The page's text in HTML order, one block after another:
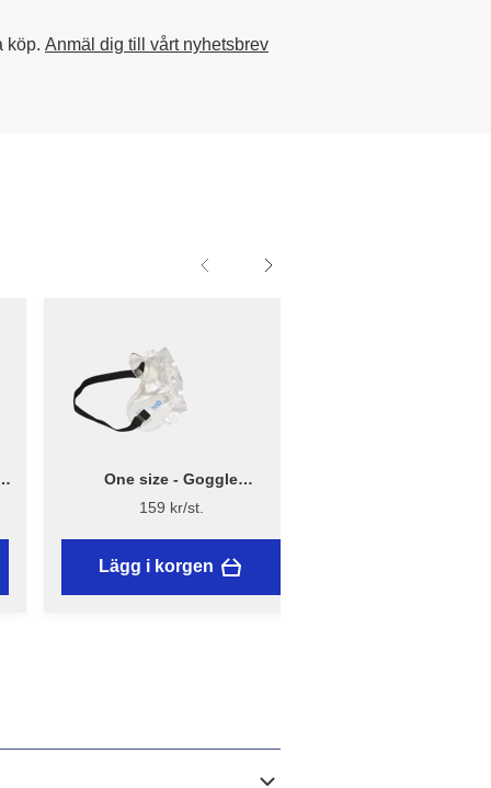
köp. Anmäl dig till vårt nyhetsbrev
One size - Goggle
skyddsglasögon - Bluestar
159 kr/st.
Lägg i korgen